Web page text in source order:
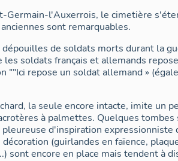
Germain-l'Auxerrois, le cimetière
sont remarquables.
de soldats morts durant la
soldats français et allemands
""Ici repose un soldat allemand »
la seule encore intacte, imite un
à palmettes. Quelques tombes
d'inspiration expressionniste
(guirlandes en faïence,
sont encore en place mais tendent à